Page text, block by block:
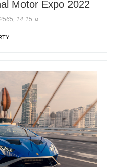
Motor Expo 2022
14:15 น.